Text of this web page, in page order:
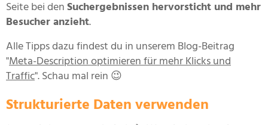
Seite bei den Suchergebnissen hervorsticht und mehr
Besucher anzieht.
Alle Tipps dazu findest du in unserem Blog-Beitrag
"Meta-Description optimieren für mehr Klicks und
Traffic". Schau mal rein 😉
Strukturierte Daten verwenden